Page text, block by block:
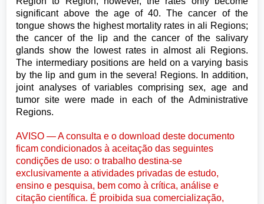
significant above the age of 40. The cancer of the
tongue shows the highest mortality rates in ali Regions;
the cancer of the lip and the cancer of the salivary
glands show the lowest rates in almost ali Regions.
The intermediary positions are held on a varying basis
by the lip and gum in the severa! Regions. In addition,
joint analyses of variables comprising sex, age and
tumor site were made in each of the Administrative
Regions.
AVISO — A consulta e o download deste documento
ficam condicionados à aceitação das seguintes
condições de uso: o trabalho destina-se
exclusivamente a atividades privadas de estudo,
ensino e pesquisa, bem como à crítica, análise e
citação científica. É proibida sua comercialização,